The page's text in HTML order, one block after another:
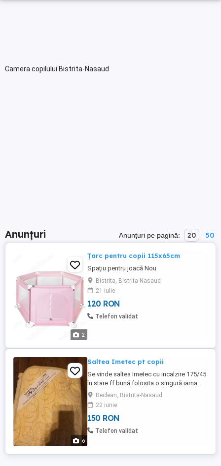
Camera copilului Bistrita-Nasaud
Anunțuri Anunțuri pe pagină: 20 50
2
Țarc pentru copii 115x65cm
Spațiu pentru joacă Nou
Bistrita, Bistrita-Nasaud
21 iulie
120 RON
Telefon validat
6
Saltea Imetec pt copii
Se vinde saltea Imetec cu incalzire 175/45
în stare ff bună folosita o singură iarna.
Beclean, Bistrita-Nasaud
22 iunie
150 RON
Telefon validat